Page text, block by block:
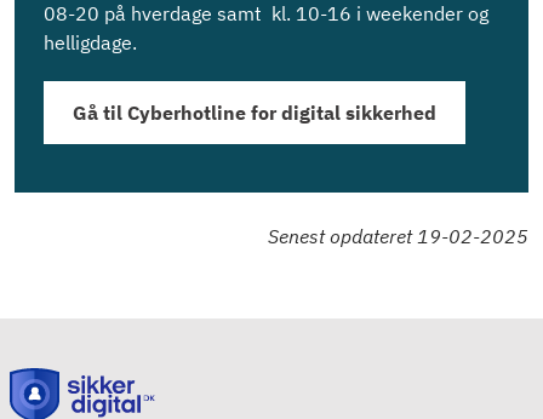
08-20 på hverdage samt kl. 10-16 i weekender og
helligdage.
Gå til Cyberhotline for digital sikkerhed
Senest opdateret 19-02-2025